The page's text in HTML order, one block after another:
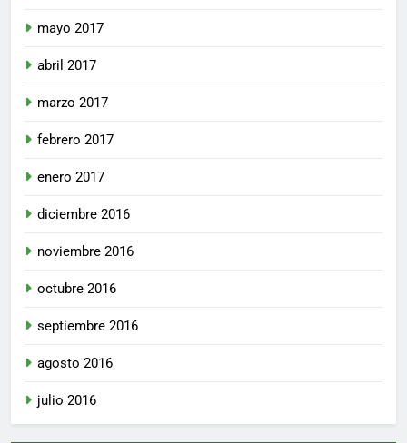
mayo 2017
abril 2017
marzo 2017
febrero 2017
enero 2017
diciembre 2016
noviembre 2016
octubre 2016
septiembre 2016
agosto 2016
julio 2016